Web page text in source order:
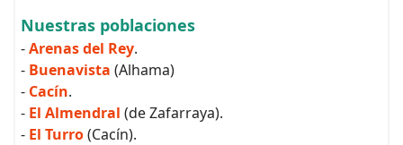
Nuestras poblaciones
-Arenas del Rey.
- Buenavista (Alhama)
- Cacín.
- El Almendral (de Zafarraya).
- El Turro(Cacín).